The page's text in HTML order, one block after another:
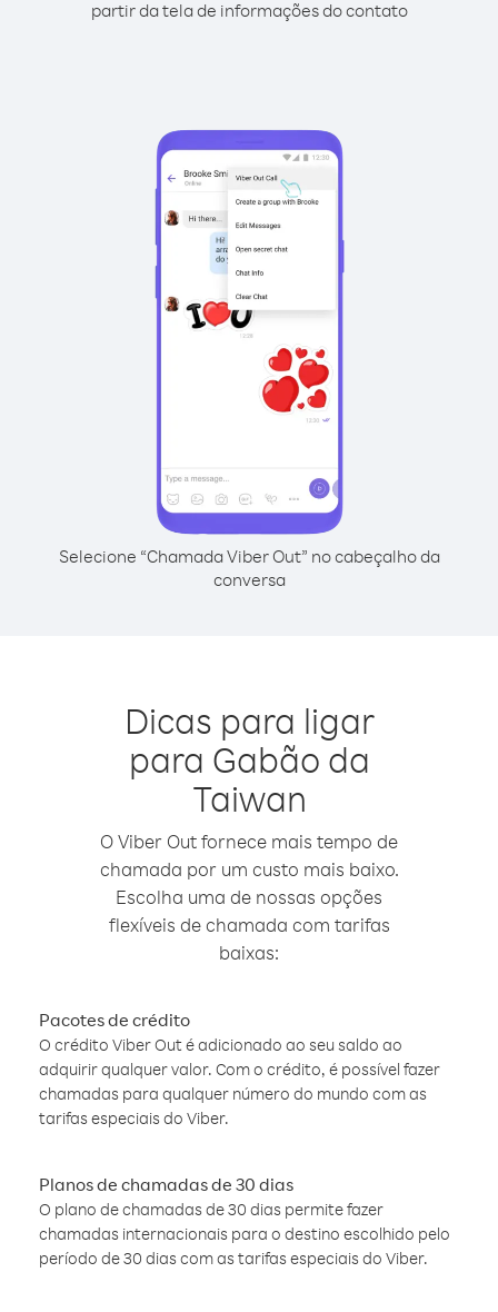
partir da tela de informações do contato
Selecione “Chamada Viber Out” no cabeçalho da
conversa
Dicas para ligar
para Gabão da
Taiwan
O Viber Out fornece mais tempo de
chamada por um custo mais baixo.
Escolha uma de nossas opções
flexíveis de chamada com tarifas
baixas:
Pacotes de crédito
O crédito Viber Out é adicionado ao seu saldo ao
adquirir qualquer valor. Com o crédito, é possível fazer
chamadas para qualquer número do mundo com as
tarifas especiais do Viber.
Planos de chamadas de 30 dias
O plano de chamadas de 30 dias permite fazer
chamadas internacionais para o destino escolhido pelo
período de 30 dias com as tarifas especiais do Viber.